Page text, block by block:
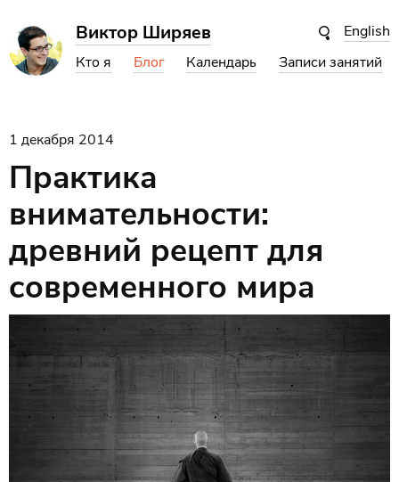
English
Виктор Ширяев
Кто я Блог Календарь Записи занятий
1 декабря 2014
Практика
внимательности:
древний рецепт для
современного мира